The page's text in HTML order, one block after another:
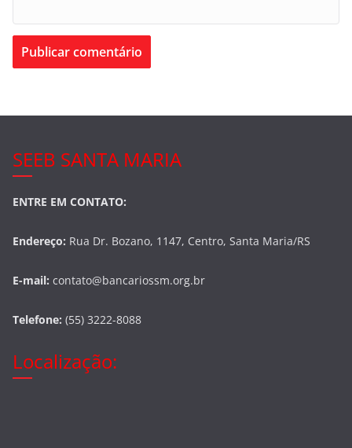
SEEB SANTA MARIA
ENTRE EM CONTATO:
Endereço: Rua Dr. Bozano, 1147, Centro, Santa Maria/RS
E-mail: contato@bancariossm.org.br
Telefone: (55) 3222-8088
Localização: